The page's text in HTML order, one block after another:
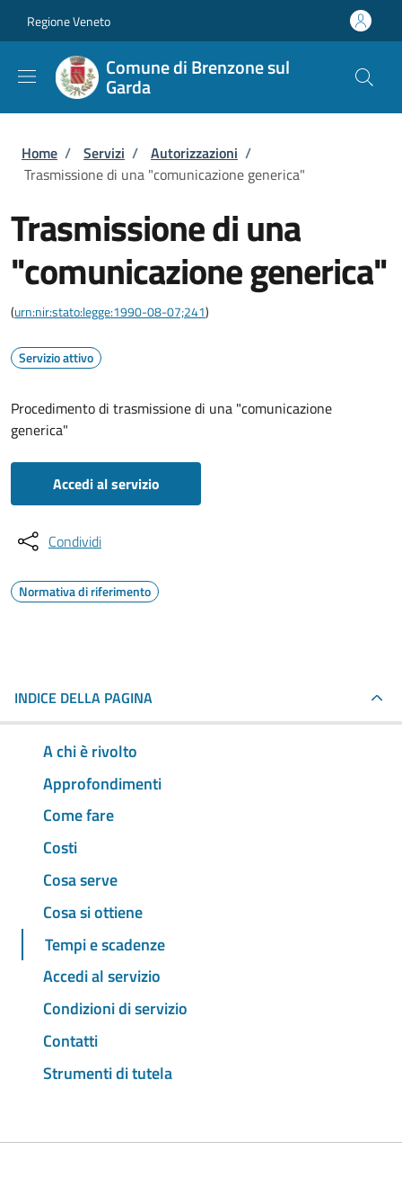
Regione Veneto
Comune di Brenzone sul
Garda
Briciole di pane
Home / Servizi / Autorizzazioni /
Trasmissione di una "comunicazione generica"
Trasmissione di una
"comunicazione generica"
(urn:nir:stato:legge:1990-08-07;241)
Servizio attivo
Procedimento di trasmissione di una "comunicazione
generica"
Accedi al servizio
Condividi
Normativa di riferimento
INDICE DELLA PAGINA
A chi è rivolto
Approfondimenti
Come fare
Costi
Cosa serve
Cosa si ottiene
Tempi e scadenze
Accedi al servizio
Condizioni di servizio
Contatti
Strumenti di tutela